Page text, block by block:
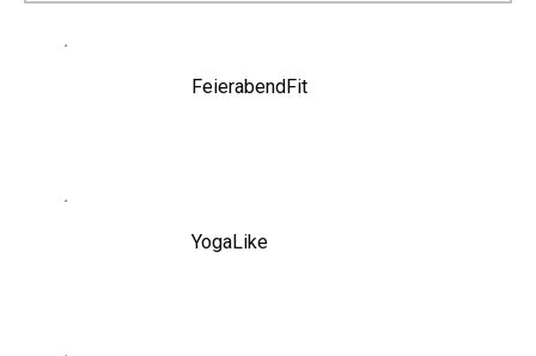
FeierabendFit
YogaLike